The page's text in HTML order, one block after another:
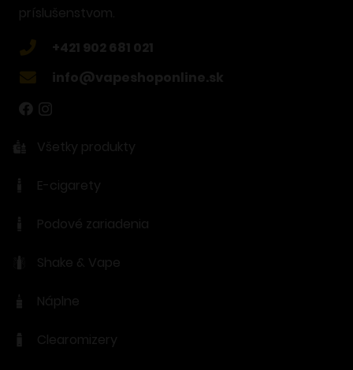
príslušenstvom.
+421 902 681 021
info@vapeshoponline.sk
Všetky produkty
E-cigarety
Podové zariadenia
Shake & Vape
Náplne
Clearomizery